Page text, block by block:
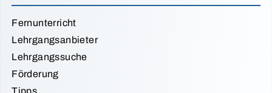
Fernunterricht
Lehrgangsanbieter
Lehrgangssuche
Förderung